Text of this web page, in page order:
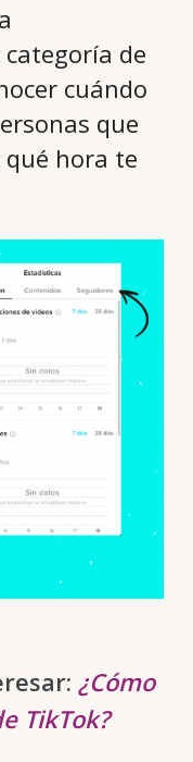
categoría de
cuándo
que
qué hora te
¿Cómo
TikTok?